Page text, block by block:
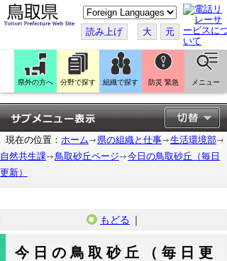
こ
の
ペ
ー
ジ
翻
訳
す
る
読み上げ 大 元
県外の方へ 分野で探す 組織で探す 防災 緊急 メニュー
現在の位置： ホーム 県の組織と仕事
生活環境部
自然共生課
鳥取砂丘ページ
今日の鳥取砂丘（毎日
更新）
もどる ｜
今日の鳥取砂丘（毎日更